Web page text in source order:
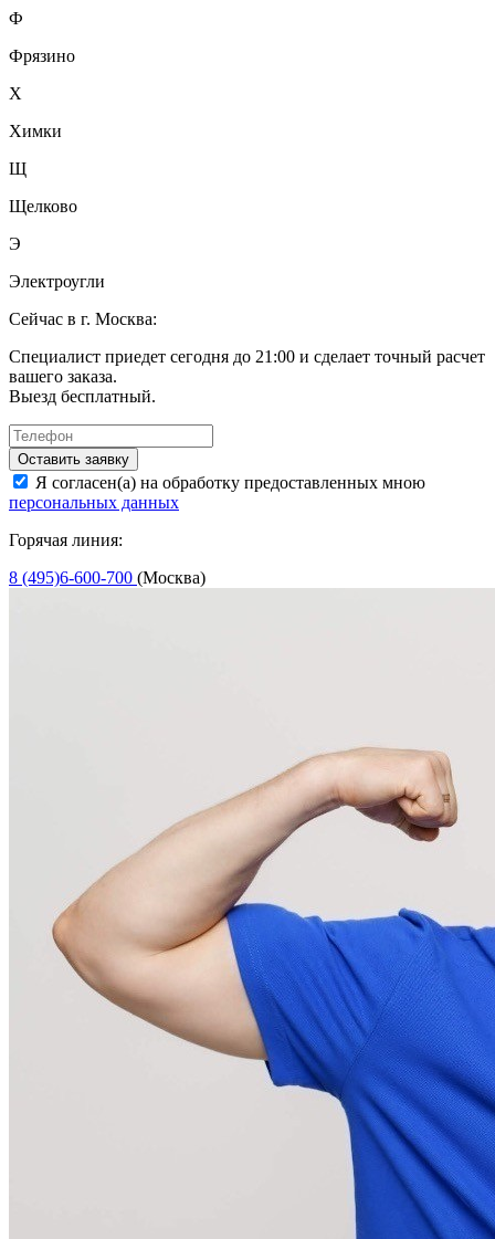
Ф
Фрязино
Х
Химки
Щ
Щелково
Э
Электроугли
Сейчас в г. Москва:
Специалист приедет сегодня до 21:00 и сделает точный расчет
вашего заказа.
Выезд бесплатный.
Оставить заявку
Я согласен(а) на обработку предоставленных мною
персональных данных
Горячая линия:
8 (495)6-600-700 (Москва)